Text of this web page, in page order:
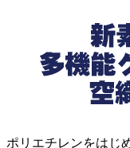
ポリエチレンをはじ